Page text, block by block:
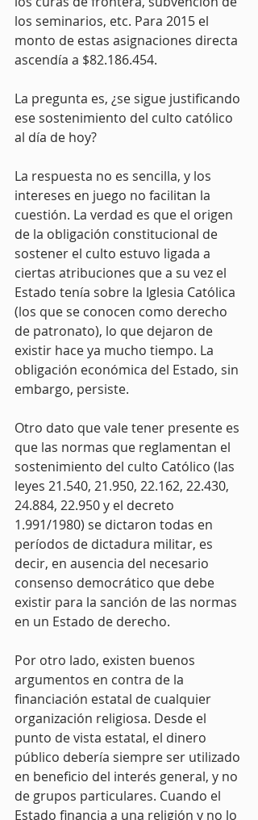
los seminarios, etc. Para 2015 el
monto de estas asignaciones directa
ascendía a $82.186.454.
La pregunta es, ¿se sigue justificando
ese sostenimiento del culto católico
al día de hoy?
La respuesta no es sencilla, y los
intereses en juego no facilitan la
cuestión. La verdad es que el origen
de la obligación constitucional de
sostener el culto estuvo ligada a
ciertas atribuciones que a su vez el
Estado tenía sobre la Iglesia Católica
(los que se conocen como derecho
de patronato), lo que dejaron de
existir hace ya mucho tiempo. La
obligación económica del Estado, sin
embargo, persiste.
Otro dato que vale tener presente es
que las normas que reglamentan el
sostenimiento del culto Católico (las
leyes 21.540, 21.950, 22.162, 22.430,
24.884, 22.950 y el decreto
1.991/1980) se dictaron todas en
períodos de dictadura militar, es
decir, en ausencia del necesario
consenso democrático que debe
existir para la sanción de las normas
en un Estado de derecho.
Por otro lado, existen buenos
argumentos en contra de la
financiación estatal de cualquier
organización religiosa. Desde el
punto de vista estatal, el dinero
público debería siempre ser utilizado
en beneficio del interés general, y no
de grupos particulares. Cuando el
Estado financia a una religión y no lo